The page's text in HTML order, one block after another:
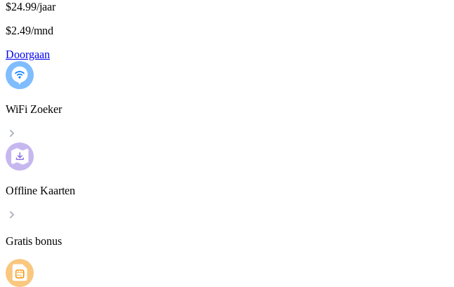
$24.99/jaar
$2.49/mnd
Doorgaan
WiFi Zoeker
Offline Kaarten
Gratis bonus